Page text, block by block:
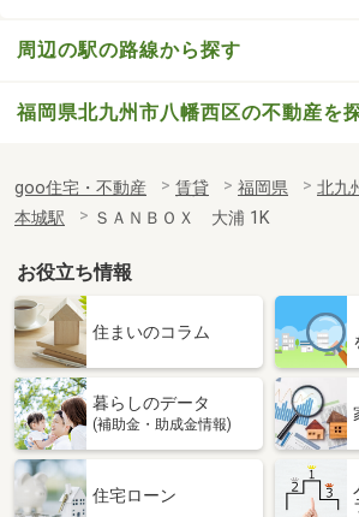
周辺の駅の路線から探す
福岡県北九州市八幡西区の不動産を
goo住宅・不動産 賃貸 福岡県 北九
本城駅
ＳＡＮＢＯＸ 大浦 1K
お役立ち情報
住まいのコラム
暮らしのデータ
(補助金・助成金情報)
住宅ローン